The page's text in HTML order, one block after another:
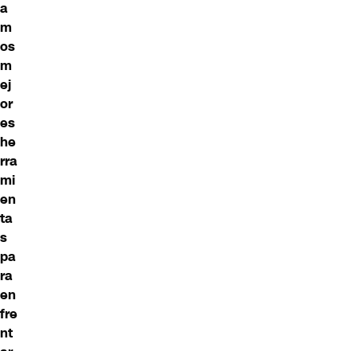
a
m
os
m
ej
or
es
he
rra
mi
en
ta
s
pa
ra
en
fre
nt